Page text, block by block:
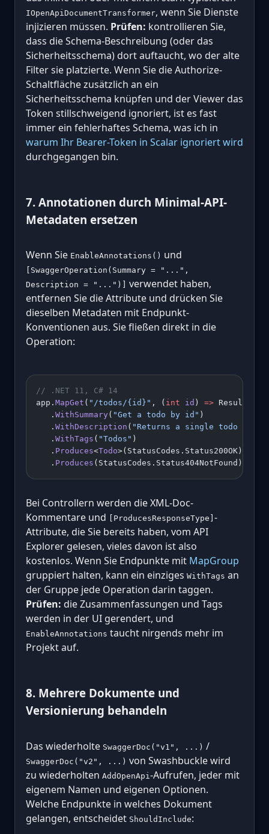
IOpenApiDocumentTransformer, wenn Sie Dienste
injizieren müssen. Prüfen: kontrollieren Sie,
dass die Schema-Beschreibung (oder das
Sicherheitsschema) dort auftaucht, wo der alte
Filter sie platzierte. Wenn Sie die Authorize-
Schaltfläche zusätzlich an ein
Sicherheitsschema knüpfen und der Viewer das
Token stillschweigend ignoriert, ist es fast
immer ein fehlerhaftes Schema, was ich in
warum Ihr Bearer-Token in Scalar ignoriert wird
durchgegangen bin.
7. Annotationen durch Minimal-API-
Metadaten ersetzen
Wenn Sie EnableAnnotations() und
[SwaggerOperation(Summary = "...",
Description = "...")]
verwendet haben,
entfernen Sie die Attribute und drücken Sie
dieselben Metadaten mit Endpunkt-
Konventionen aus. Sie fließen direkt in die
Operation:
// .NET 11, C# 14
app. MapGet ( "/todos/{id}" , ( int id ) => Results.
   .
WithSummary( "Get a todo by id" )
   .
WithDescription ( "Returns a single todo
   .
WithTags ( "Todos" )
   .
Produces<Todo>(StatusCodes.Status200OK)
   .
Produces (StatusCodes.Status404NotFound);
Bei Controllern werden die XML-Doc-
Kommentare und
[ProducesResponseType] -
Attribute, die Sie bereits haben, vom API
Explorer gelesen, vieles davon ist also
kostenlos. Wenn Sie Endpunkte mit MapGroup
gruppiert halten, kann ein einziges WithTags an
der Gruppe jede Operation darin taggen.
Prüfen: die Zusammenfassungen und Tags
werden in der UI gerendert, und
EnableAnnotations taucht nirgends mehr im
Projekt auf.
8. Mehrere Dokumente und
Versionierung behandeln
Das wiederholte SwaggerDoc("v1", ...) /
SwaggerDoc("v2", ...) von Swashbuckle wird
zu wiederholten AddOpenApi -Aufrufen, jeder mit
eigenem Namen und eigenen Optionen.
Welche Endpunkte in welches Dokument
gelangen, entscheidet ShouldInclude: